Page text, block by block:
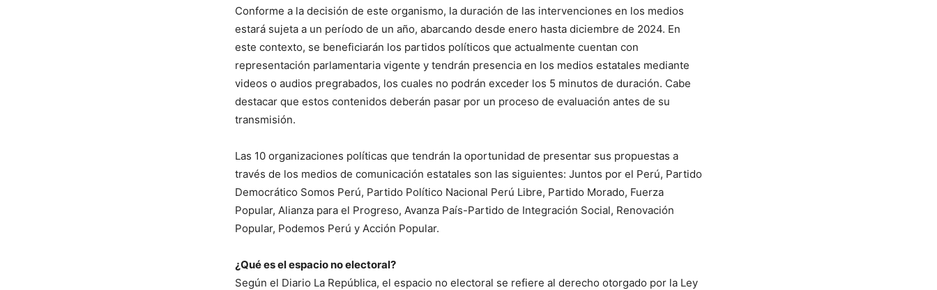
Conforme a la decisión de este organismo, la duración de las intervenciones en los medios
estará sujeta a un período de un año, abarcando desde enero hasta diciembre de 2024. En
este contexto, se beneficiarán los partidos políticos que actualmente cuentan con
representación parlamentaria vigente y tendrán presencia en los medios estatales mediante
videos o audios pregrabados, los cuales no podrán exceder los 5 minutos de duración. Cabe
destacar que estos contenidos deberán pasar por un proceso de evaluación antes de su
transmisión.
Las 10 organizaciones políticas que tendrán la oportunidad de presentar sus propuestas a
través de los medios de comunicación estatales son las siguientes: Juntos por el Perú, Partido
Democrático Somos Perú, Partido Político Nacional Perú Libre, Partido Morado, Fuerza
Popular, Alianza para el Progreso, Avanza País-Partido de Integración Social, Renovación
Popular, Podemos Perú y Acción Popular.
¿Qué es el espacio no electoral?
Según el Diario La República, el espacio no electoral se refiere al derecho otorgado por la Ley